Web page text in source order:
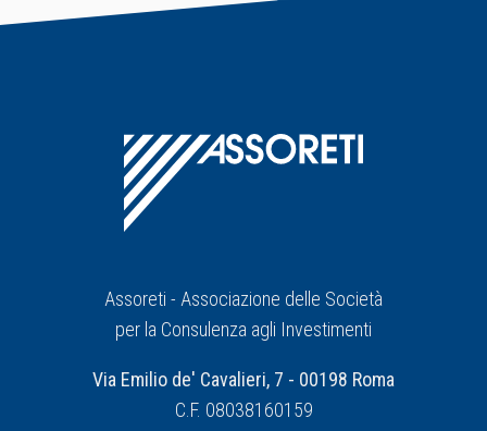
Assoreti - Associazione delle Società
per la Consulenza agli Investimenti
Via Emilio de' Cavalieri, 7 - 00198 Roma
C.F. 08038160159